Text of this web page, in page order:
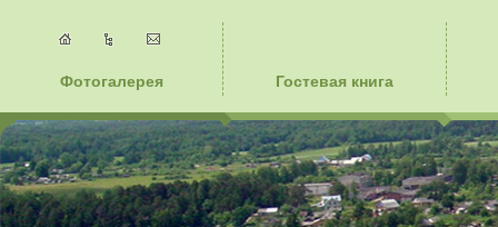
Фотогалерея Гостевая книга